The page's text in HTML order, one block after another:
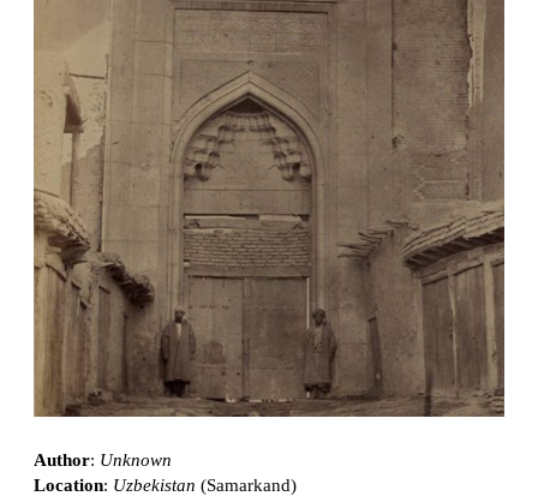
Author: Unknown
Location: Uzbekistan (Samarkand)